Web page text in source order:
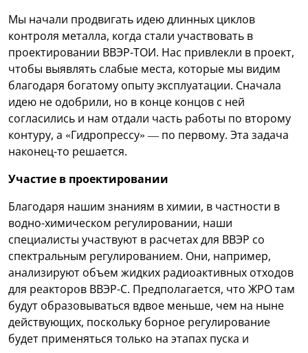
Мы начали продвигать идею длинных циклов
контроля металла, когда стали участвовать в
проектировании ВВЭР-ТОИ. Нас привлекли в проект,
чтобы выявлять слабые места, которые мы видим
благодаря богатому опыту эксплуатации. Сначала
идею не одобрили, но в конце концов с ней
согласились и нам отдали часть работы по второму
контуру, а «Гидропрессу» — по первому. Эта задача
наконец-то решается.
Участие в проектировании
Благодаря нашим знаниям в химии, в частности в
водно-химическом регулировании, наши
специалисты участвуют в расчетах для ВВЭР со
спектральным регулированием. Они, например,
анализируют объем жидких радиоактивных отходов
для реакторов ВВЭР-С. Предполагается, что ЖРО там
будут образовываться вдвое меньше, чем на ныне
действующих, поскольку борное регулирование
будет применяться только на этапах пуска и